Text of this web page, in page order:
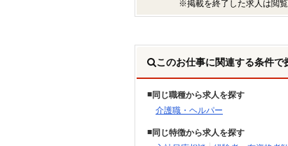
※掲載を終了した求人は閲
このお仕事に関連する条件で
同じ職種から求人を探す
介護職・ヘルパー
同じ特徴から求人を探す